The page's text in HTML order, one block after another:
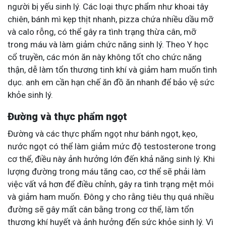
người bị yếu sinh lý. Các loại thực phẩm như khoai tây
chiên, bánh mì kẹp thịt nhanh, pizza chứa nhiều dầu mỡ
và calo rỗng, có thể gây ra tình trạng thừa cân, mỡ
trong máu và làm giảm chức năng sinh lý. Theo Y học
cổ truyền, các món ăn này không tốt cho chức năng
thận, dễ làm tổn thương tinh khí và giảm ham muốn tình
dục. anh em cần hạn chế ăn đồ ăn nhanh để bảo vệ sức
khỏe sinh lý.
Đường và thực phẩm ngọt
Đường và các thực phẩm ngọt như bánh ngọt, kẹo,
nước ngọt có thể làm giảm mức độ testosterone trong
cơ thể, điều này ảnh hưởng lớn đến khả năng sinh lý. Khi
lượng đường trong máu tăng cao, cơ thể sẽ phải làm
việc vất vả hơn để điều chỉnh, gây ra tình trạng mệt mỏi
và giảm ham muốn. Đông y cho rằng tiêu thụ quá nhiều
đường sẽ gây mất cân bằng trong cơ thể, làm tổn
thương khí huyết và ảnh hưởng đến sức khỏe sinh lý. Vì